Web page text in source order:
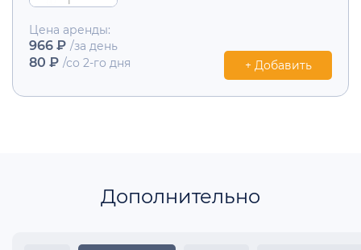
Цена аренды:
966 ₽ /за день
80 ₽ /со 2-го дня + Добавить
Дополнительно